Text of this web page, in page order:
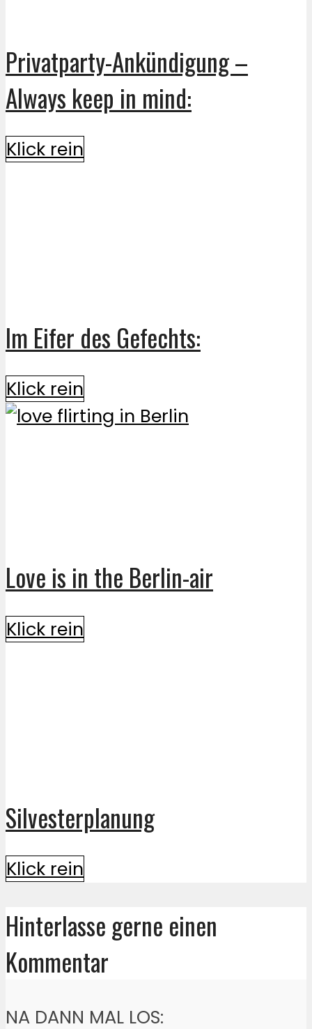
Privatparty-Ankündigung –
Always keep in mind:
Klick rein
Im Eifer des Gefechts:
Klick rein
Love is in the Berlin-air
Klick rein
Silvesterplanung
Klick rein
Hinterlasse gerne einen
Kommentar
NA DANN MAL LOS: